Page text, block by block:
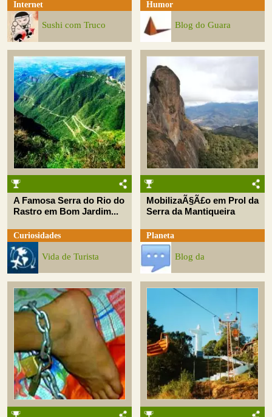
Internet
Sushi com Truco
Humor
Blog do Guara
A Famosa Serra do Rio do
Rastro em Bom Jardim...
Curiosidades
Vida de Turista
MobilizaÃ§Ã£o em Prol da
Serra da Mantiqueira
Planeta
Blog da